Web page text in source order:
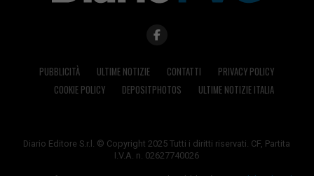
PUBBLICITÀ ULTIME NOTIZIE CONTATTI
PRIVACY POLICY
COOKIE POLICY
DEPOSITPHOTOS ULTIME NOTIZIE ITALIA
Diario Editore S.r.l. © Copyright 2025 Tutti i diritti riservati. CF, Partita
I.V.A. n. 02627740026